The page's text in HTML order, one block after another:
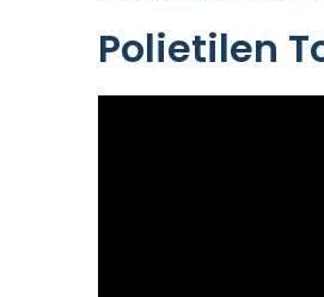
Polietilen